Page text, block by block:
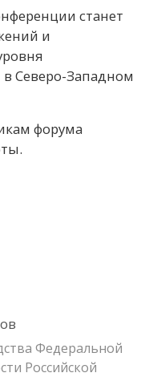
станет
и
Северо-Западном
форума
Федеральной
Российской